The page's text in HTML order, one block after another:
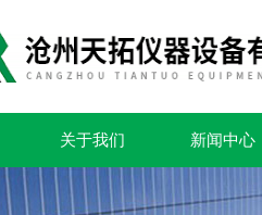
关于我们 新闻中心